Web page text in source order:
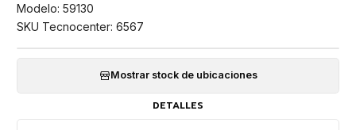
Modelo: 59130
SKU Tecnocenter: 6567
Mostrar stock de ubicaciones
DETALLES